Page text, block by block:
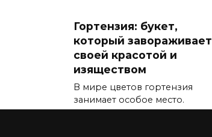
Гортензия: букет,
который завораживает
своей красотой и
изяществом
В мире цветов гортензия
занимает особое место.